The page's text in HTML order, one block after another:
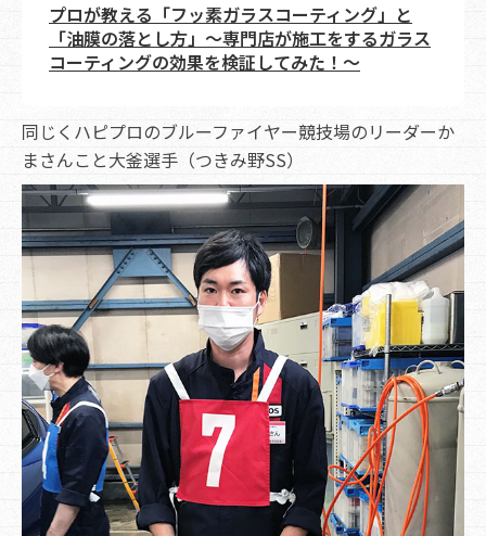
プロが教える「フッ素ガラスコーティング」と
「油膜の落とし方」～専門店が施工をするガラス
コーティングの効果を検証してみた！～
同じくハピプロのブルーファイヤー競技場のリーダーか
まさんこと大釜選手（つきみ野SS）